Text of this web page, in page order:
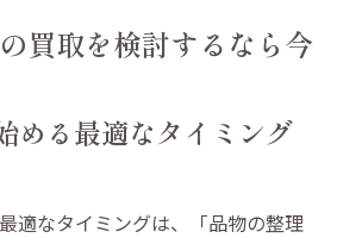
ィーク雑貨の新たな価値
が今再評価される理由と背景
で注目される雑貨の特徴を紹介
買取を検討するなら今
める最適なタイミング
適なタイミングは、「品物の整理